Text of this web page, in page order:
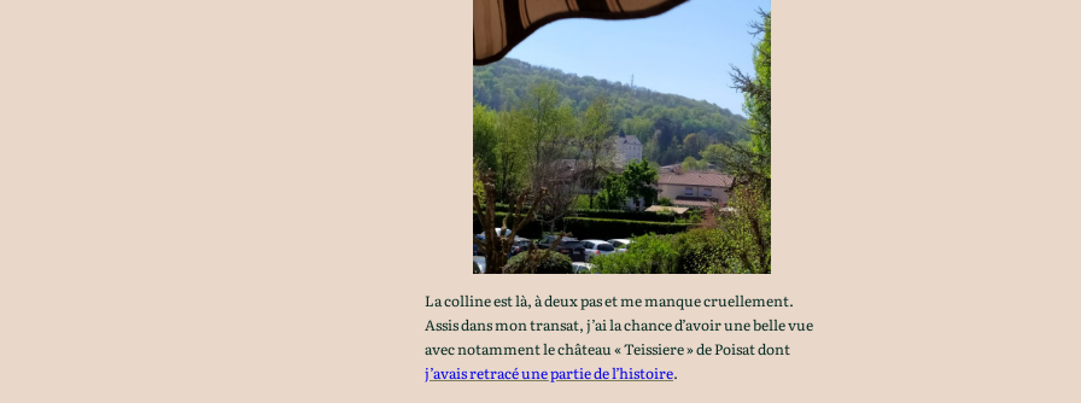
La colline est là, à deux pas et me manque cruellement.
Assis dans mon transat, j’ai la chance d’avoir une belle vue
avec notamment le château « Teissiere » de Poisat dont
j’avais retracé une partie de l’histoire.